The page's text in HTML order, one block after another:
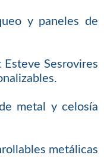
y paneles de
Esteve Sesrovires
metal y celosía
metálicas